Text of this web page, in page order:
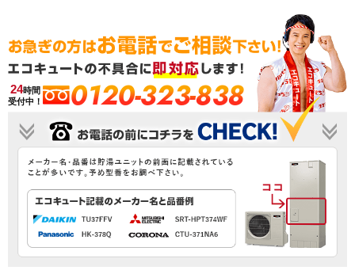
24時間
受付中！
0120-323-838